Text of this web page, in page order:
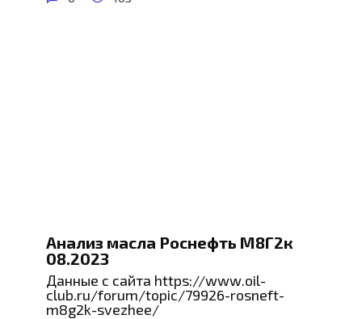
Анализ масла Роснефть М8Г2к
08.2023
Данные с сайта https://www.oil-
club.ru/forum/topic/79926-rosneft-
m8g2k-svezhee/